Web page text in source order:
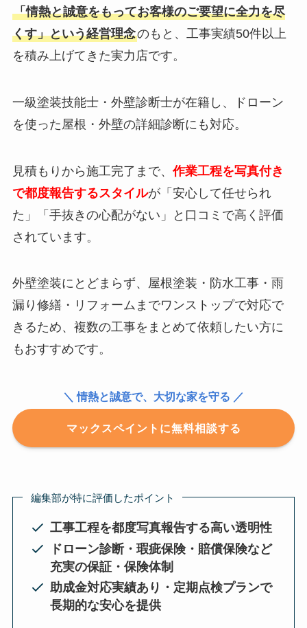
「情熱と誠意をもってお客様のご要望に全力を尽
くす」という経営理念のもと、工事実績50件以上
を積み上げてきた実力店です。
一級塗装技能士・外壁診断士が在籍し、ドローン
を使った屋根・外壁の詳細診断にも対応。
見積もりから施工完了まで、作業工程を写真付き
で都度報告するスタイルが「安心して任せられ
た」「手抜きの心配がない」と口コミで高く評価
されています。
外壁塗装にとどまらず、屋根塗装・防水工事・雨
漏り修繕・リフォームまでワンストップで対応で
きるため、複数の工事をまとめて依頼したい方に
もおすすめです。
＼ 情熱と誠意で、大切な家を守る ／
マックスペイントに無料相談する
編集部が特に評価したポイント
工事工程を都度写真報告する高い透明性
ドローン診断・瑕疵保険・賠償保険など
充実の保証・保険体制
助成金対応実績あり・定期点検プランで
長期的な安心を提供